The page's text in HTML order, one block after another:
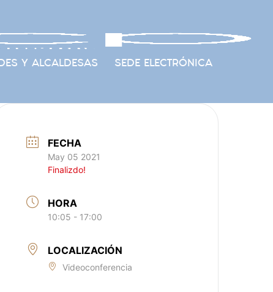
Y ALCALDESAS SEDE ELECTRÓNICA
FECHA
May 05 2021
Finalizdo!
HORA
10:05 - 17:00
LOCALIZACIÓN
Videoconferencia